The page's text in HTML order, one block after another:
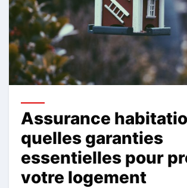
Assurance
quelles garanties
essentielles pour
votre logement